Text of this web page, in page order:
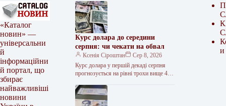
«Каталог
новин» —
універсальни
й
інформаційни
й портал, що
збирає
найважливіші
новини
Курс долара до середини
серпня: чи чекати на обвал
Ксенія Сіроштан
Сер 8, 2026
Курс долара у першій декаді серпня
прогнозується на рівні трохи вище 45
посилює тривожність у частини…
и